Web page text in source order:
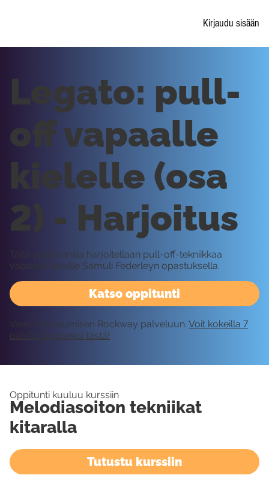
Kirjaudu sisään
Katso oppitunti
Legato: pull-
off vapaalle
kielelle (osa
2) - Harjoitus
Tällä oppitunnilla harjoitellaan pull-off-tekniikkaa
vapaalle kielelle Samuli Federleyn opastuksella.
Vaatii kirjautumisen Rockway palveluun. Voit kokeilla 7
päivää ilmaiseksi tästä!
Oppitunti kuuluu kurssiin
Melodiasoiton tekniikat
kitaralla
Tutustu kurssiin